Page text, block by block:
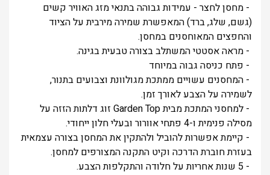
- מחסן לחצר - עמידות גבוהה בתנאי מזג האוויר קשים
(גשם, שלג, ברד) המאפשרת שמירה מירבית על הציוד
והחפצים המאוחסנים במחסן.
- מראה אסטטי המשתלב בצורה טבעית בגינה.
- פתח כניסה גבוה במיוחד
- המחסנים עשויים ממתכת מגולוונת וצבועים בתנור,
לשמירה על הצבע לאורך זמן.
- למחסני המתכת מבית Garden Top זוג דלתות הזזה על
מסילה פנימית ו-4 פתחי אוורור ובעלי חלון ייחודי.
- קיימת אפשרות להוביל ולהתקין את המחסן בצורה עצמאית
בעזרת חוברת הדרכה וקיט התקנה המצורפים למחסן.
- 5 שנות אחריות על חלודה והתקלפות הצבע.